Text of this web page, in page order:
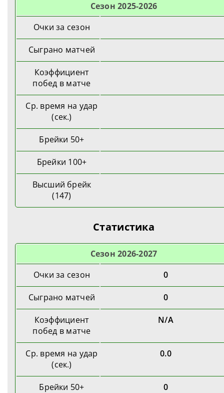
Cезон 2025-2026
Очки за сезон
Сыграно матчей
Коэффициент
побед в матче
Ср. время на удар
(сек.)
Брейки 50+
Брейки 100+
Высший брейк
(147)
Статистика
Cезон 2026-2027
Очки за сезон
0
Сыграно матчей 0
Коэффициент
побед в матче
N/A
Ср. время на удар
(сек.)
0.0
Брейки 50+ 0